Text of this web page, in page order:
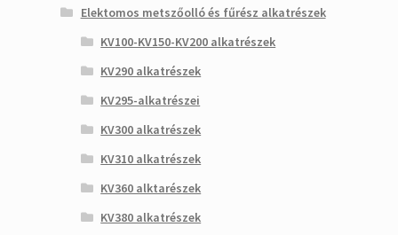
Elektomos metszőolló és fűrész alkatrészek
KV100-KV150-KV200 alkatrészek
KV290 alkatrészek
KV295-alkatrészei
KV300 alkatrészek
KV310 alkatrészek
KV360 alktarészek
KV380 alkatrészek